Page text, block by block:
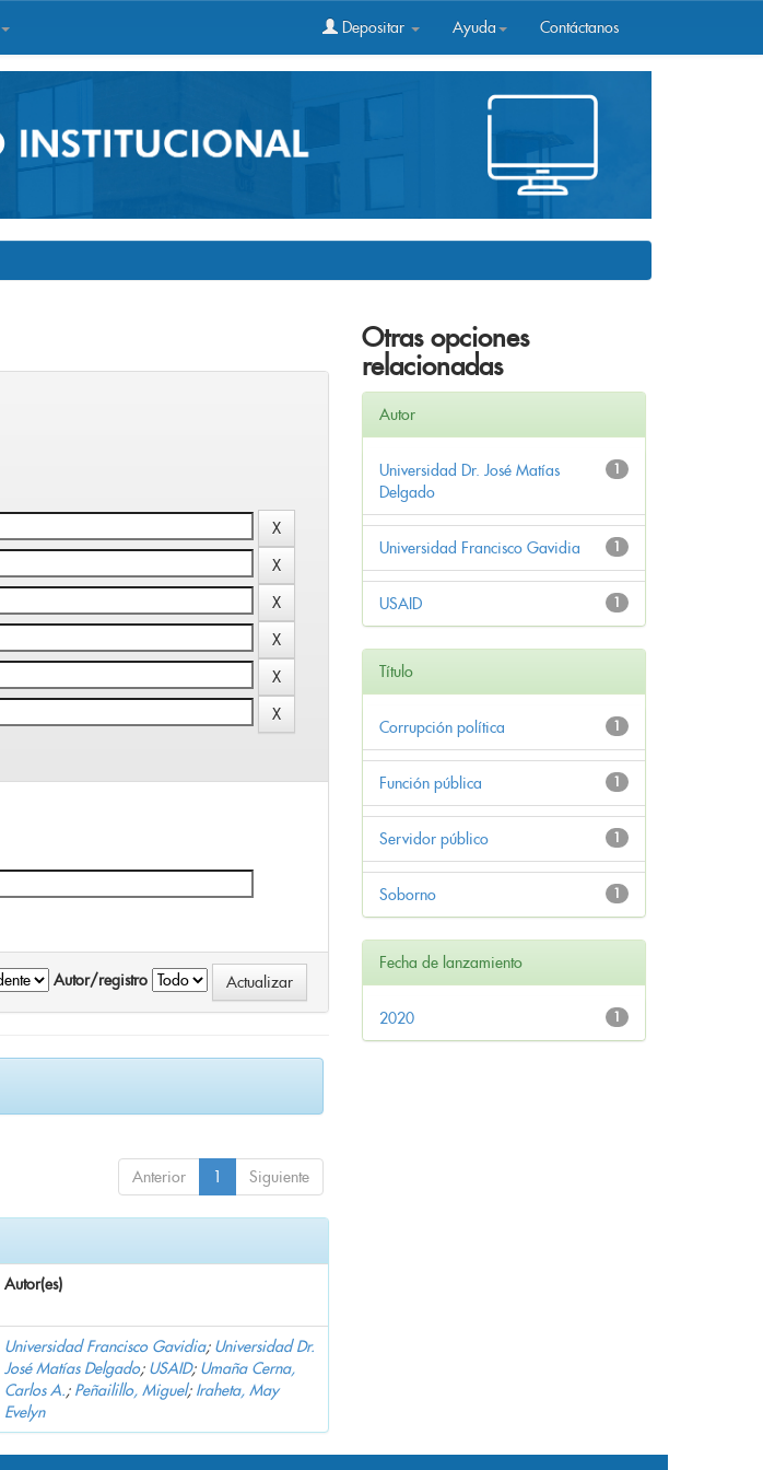
Depositar Ayuda Contáctanos
Autor/registro
Anterior 1 Siguiente
Autor(es)
Universidad Francisco Gavidia; Universidad Dr.
José Matías Delgado; USAID; Umaña Cerna,
Carlos A.; Peñailillo, Miguel; Iraheta, May
Evelyn
Otras opciones
relacionadas
Autor
1
Universidad Dr. José Matías
Delgado
1
Universidad Francisco Gavidia
1
USAID
Título
1
Corrupción política
1
Función pública
1
Servidor público
1
Soborno
Fecha de lanzamiento
1
2020